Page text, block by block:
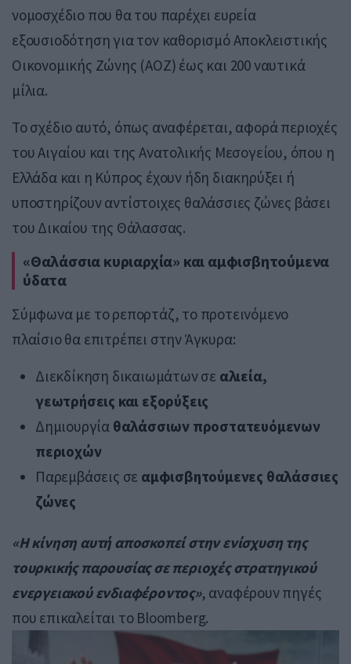
νομοσχέδιο που θα του παρέχει ευρεία
εξουσιοδότηση για τον καθορισμό Αποκλειστικής
Οικονομικής Ζώνης (ΑΟΖ) έως και 200 ναυτικά
μίλια.
Το σχέδιο αυτό, όπως αναφέρεται, αφορά περιοχές
του Αιγαίου και της Ανατολικής Μεσογείου, όπου η
Ελλάδα και η Κύπρος έχουν ήδη διακηρύξει ή
υποστηρίζουν αντίστοιχες θαλάσσιες ζώνες βάσει
του Δικαίου της Θάλασσας.
«Θαλάσσια κυριαρχία» και αμφισβητούμενα
ύδατα
Σύμφωνα με το ρεπορτάζ, το προτεινόμενο
πλαίσιο θα επιτρέπει στην Άγκυρα:
Διεκδίκηση δικαιωμάτων σε αλιεία,
γεωτρήσεις και εξορύξεις
Δημιουργία θαλάσσιων προστατευόμενων
περιοχών
Παρεμβάσεις σε αμφισβητούμενες θαλάσσιες
ζώνες
«Η κίνηση αυτή αποσκοπεί στην ενίσχυση της
τουρκικής παρουσίας σε περιοχές στρατηγικού
ενεργειακού ενδιαφέροντος», αναφέρουν πηγές
που επικαλείται το Bloomberg.